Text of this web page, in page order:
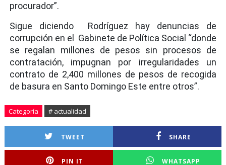
procurador”.
Sigue diciendo Rodríguez hay denuncias de
corrupción en el Gabinete de Política Social “donde
se regalan millones de pesos sin procesos de
contratación, impugnan por irregularidades un
contrato de 2,400 millones de pesos de recogida
de basura en Santo Domingo Este entre otros”.
Categoría # actualidad
TWEET SHARE
PIN IT WHATSAPP